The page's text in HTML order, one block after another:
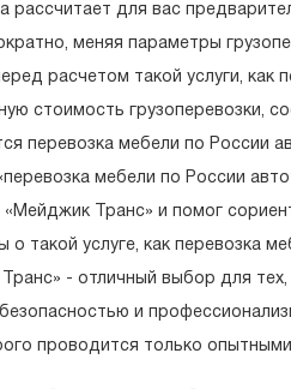
рассчитает для вас
меняя параметры
расчетом такой услуги, как
стоимость грузоперевозки,
перевозка мебели по России
мебели по России
Транс» и помог
такой услуге, как перевозка
- отличный выбор для
и
проводится только